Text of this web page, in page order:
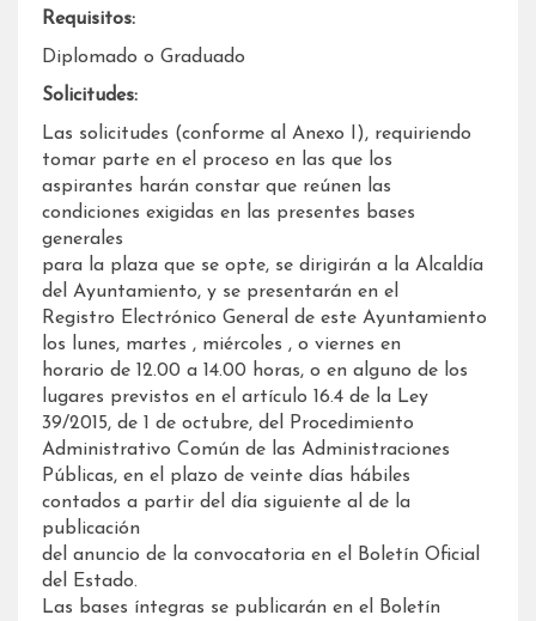
Requisitos:
Diplomado o Graduado
Solicitudes:
Las solicitudes (conforme al Anexo I), requiriendo
tomar parte en el proceso en las que los
aspirantes harán constar que reúnen las
condiciones exigidas en las presentes bases
generales
para la plaza que se opte, se dirigirán a la Alcaldía
del Ayuntamiento, y se presentarán en el
Registro Electrónico General de este Ayuntamiento
los lunes, martes , miércoles , o viernes en
horario de 12.00 a 14.00 horas, o en alguno de los
lugares previstos en el artículo 16.4 de la Ley
39/2015, de 1 de octubre, del Procedimiento
Administrativo Común de las Administraciones
Públicas, en el plazo de veinte días hábiles
contados a partir del día siguiente al de la
publicación
del anuncio de la convocatoria en el Boletín Oficial
del Estado.
Las bases íntegras se publicarán en el Boletín